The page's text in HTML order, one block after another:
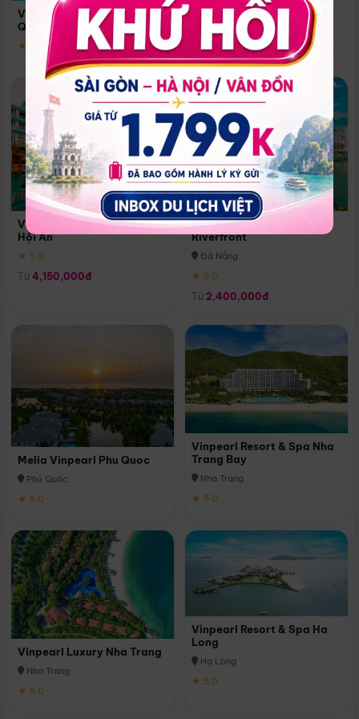
Vinpearl Resort & Spa Phu
Quoc
★ 5.0
Quoc
Phú Quốc
★ 5.0
Vinpearl Resort & Golf Nam
Hội An
★ 5.0
Từ 4,150,000đ
Melia Vinpearl Danang
Riverfront
Đà Nẵng
★ 5.0
Từ 2,400,000đ
Melia Vinpearl Phu Quoc
Phú Quốc
★ 5.0
Vinpearl Resort & Spa Nha
Trang Bay
Nha Trang
★ 5.0
Vinpearl Luxury Nha Trang
Nha Trang
★ 5.0
Vinpearl Resort & Spa Ha
Long
Hạ Long
★ 5.0